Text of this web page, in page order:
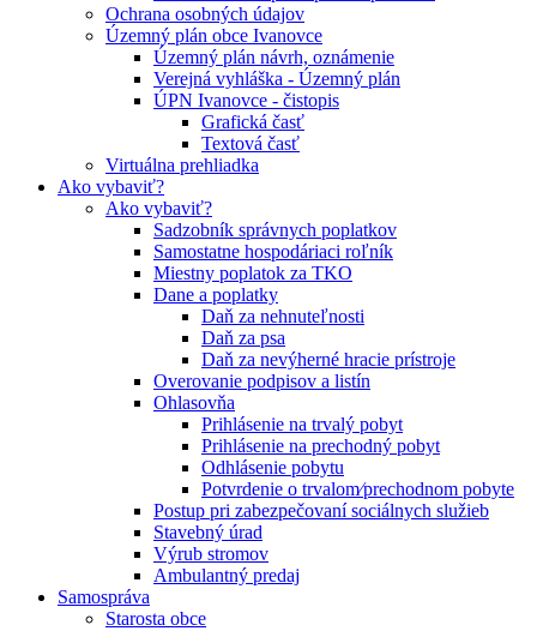
Ochrana osobných údajov
Územný plán obce Ivanovce
Územný plán návrh, oznámenie
Verejná vyhláška - Územný plán
ÚPN Ivanovce - čistopis
Grafická časť
Textová časť
Virtuálna prehliadka
Ako vybaviť?
Ako vybaviť?
Sadzobník správnych poplatkov
Samostatne hospodáriaci roľník
Miestny poplatok za TKO
Dane a poplatky
Daň za nehnuteľnosti
Daň za psa
Daň za nevýherné hracie prístroje
Overovanie podpisov a listín
Ohlasovňa
Prihlásenie na trvalý pobyt
Prihlásenie na prechodný pobyt
Odhlásenie pobytu
Potvrdenie o trvalom⁄prechodnom pobyte
Postup pri zabezpečovaní sociálnych služieb
Stavebný úrad
Výrub stromov
Ambulantný predaj
Samospráva
Starosta obce